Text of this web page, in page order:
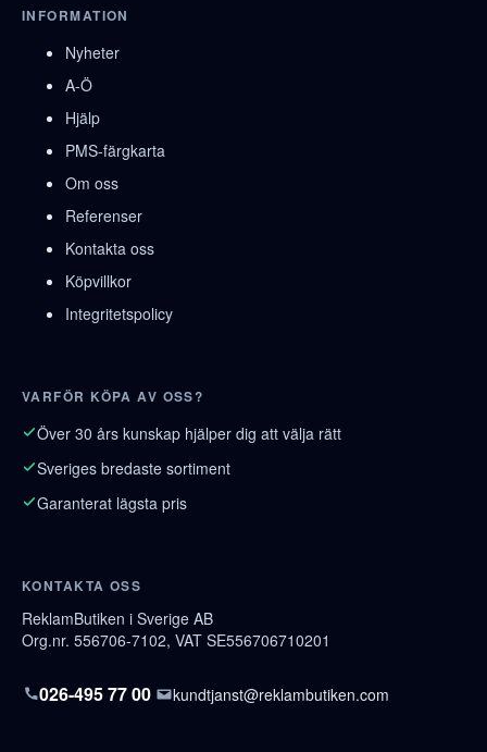
INFORMATION
Nyheter
A-Ö
Hjälp
PMS-färgkarta
Om oss
Referenser
Kontakta oss
Köpvillkor
Integritetspolicy
VARFÖR KÖPA AV OSS?
Över 30 års kunskap hjälper dig att välja rätt
Sveriges bredaste sortiment
Garanterat lägsta pris
KONTAKTA OSS
ReklamButiken i Sverige AB
Org.nr. 556706-7102, VAT SE556706710201
026-495 77 00 kundtjanst@reklambutiken.com